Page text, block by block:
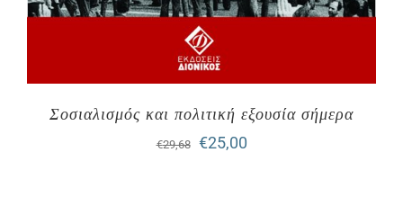
Σοσιαλισμός και πολιτική εξουσία σήμερα
€29,68
Original
€25,00Η